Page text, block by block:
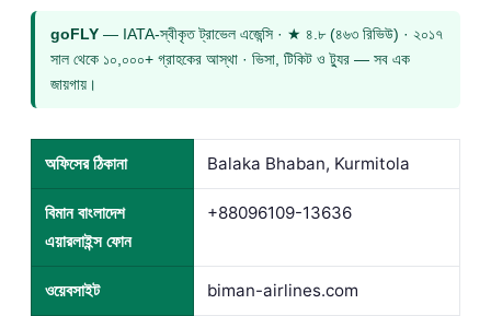
goFLY — IATA-স্বীকৃত ট্রাভেল এজেন্সি · ★ ৪.৮ (৪৬৩ রিভিউ) · ২০১৭
সাল থেকে ১০,০০০+ গ্রাহকের আস্থা · ভিসা, টিকিট ও ট্যুর — সব এক
জায়গায়।
অফিসের ঠিকানা Balaka Bhaban, Kurmitola
বিমান বাংলাদেশ
এয়ারলাইন্স ফোন
+88096109-13636
ওয়েবসাইট biman-airlines.com